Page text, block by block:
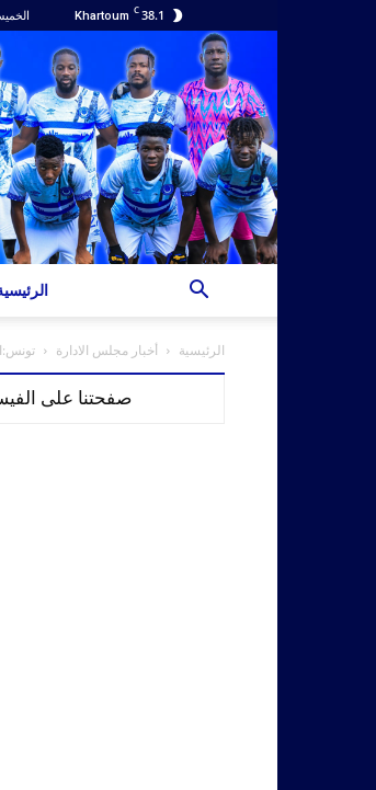
38.1
C
Khartoum
الرئيسية أخبار مجلس الادارة
صفحتنا على